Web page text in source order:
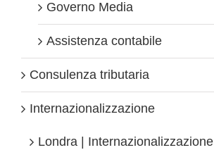
Governo Media
Assistenza contabile
Consulenza tributaria
Internazionalizzazione
Londra | Internazionalizzazione